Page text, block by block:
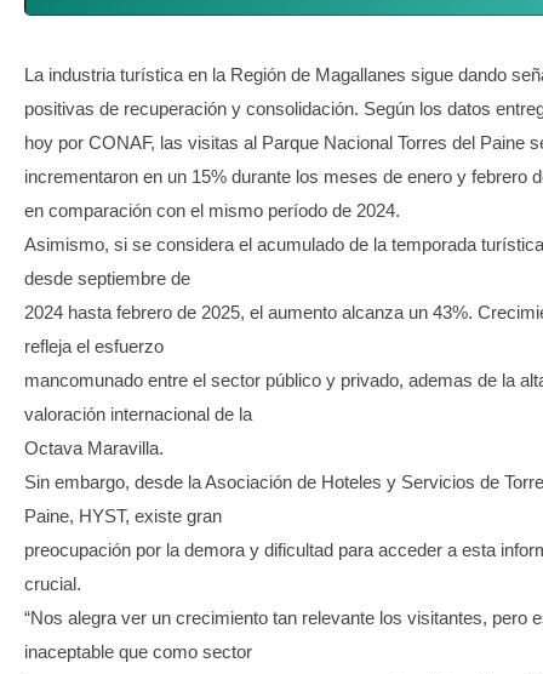
La industria turística en la Región de Magallanes sigue dando
positivas de recuperación y consolidación. Según los datos
hoy por CONAF, las visitas al Parque Nacional Torres del Paine
incrementaron en un 15% durante los meses de enero y febrero
en comparación con el mismo período de 2024.
Asimismo, si se considera el acumulado de la temporada
desde septiembre de
2024 hasta febrero de 2025, el aumento alcanza un 43%.
refleja el esfuerzo
mancomunado entre el sector público y privado, ademas de la
valoración internacional de la
Octava Maravilla.
Sin embargo, desde la Asociación de Hoteles y Servicios de
Paine, HYST, existe gran
preocupación por la demora y dificultad para acceder a esta
crucial.
“Nos alegra ver un crecimiento tan relevante los visitantes, pero
inaceptable que como sector